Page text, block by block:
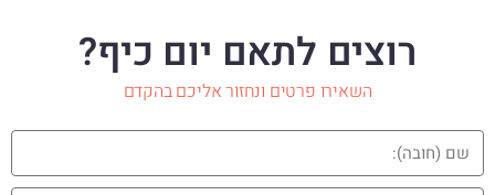
רוצים לתאם יום כיף?
השאירו פרטים ונחזור אליכם בהקדם